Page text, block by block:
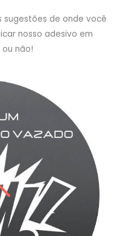
sugestões de onde você
nosso adesivo em
não!